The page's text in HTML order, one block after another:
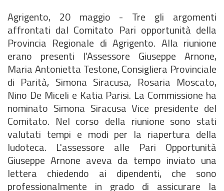
Agrigento, 20 maggio - Tre gli argomenti
affrontati dal Comitato Pari opportunità della
Provincia Regionale di Agrigento. Alla riunione
erano presenti l'Assessore Giuseppe Arnone,
Maria Antonietta Testone, Consigliera Provinciale
di Parità, Simona Siracusa, Rosaria Moscato,
Nino De Miceli e Katia Parisi. La Commissione ha
nominato Simona Siracusa Vice presidente del
Comitato. Nel corso della riunione sono stati
valutati tempi e modi per la riapertura della
ludoteca. L'assessore alle Pari Opportunità
Giuseppe Arnone aveva da tempo inviato una
lettera chiedendo ai dipendenti, che sono
professionalmente in grado di assicurare la